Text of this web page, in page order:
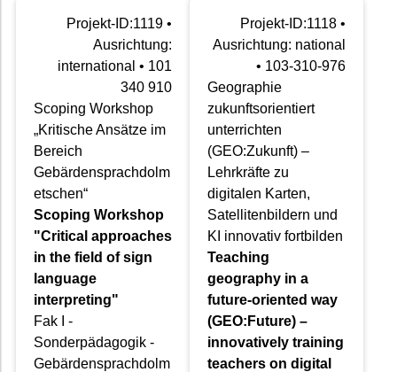
Projekt-ID:1119 •
Ausrichtung:
international • 101
340 910
Scoping Workshop
„Kritische Ansätze im
Bereich
Gebärdensprachdolm
etschen“
Scoping Workshop
"Critical approaches
in the field of sign
language
interpreting"
Fak I -
Sonderpädagogik -
Gebärdensprachdolm
Projekt-ID:1118 •
Ausrichtung: national
• 103-310-976
Geographie
zukunftsorientiert
unterrichten
(GEO:Zukunft) –
Lehrkräfte zu
digitalen Karten,
Satellitenbildern und
KI innovativ fortbilden
Teaching
geography in a
future-oriented way
(GEO:Future) –
innovatively training
teachers on digital